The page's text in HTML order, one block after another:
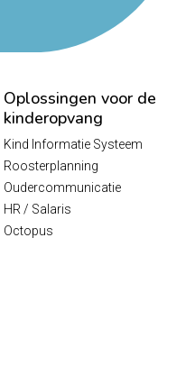
Oplossingen voor de
kinderopvang
Kind Informatie Systeem
Roosterplanning
Oudercommunicatie
HR / Salaris
Octopus